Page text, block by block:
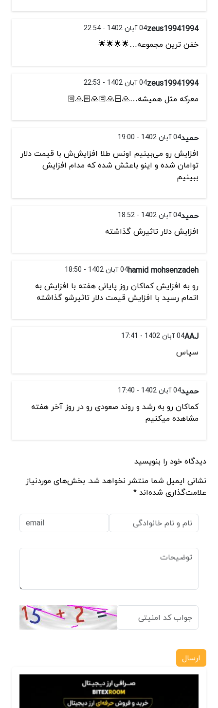
zeus1994199404 آبان 1402 - 22:54
خفن ترین مجموعه…🌟🌟🌟🌟
zeus1994199404 آبان 1402 - 22:53
معرکه مثل همیشه…🙏🏻🙏🏻🙏🏻🙏🏻
حمید04 آبان 1402 - 19:00
افزایش رو می‌بینیم اونس طلا افزایش‌ش با قیمت دلار
توامان شده و اینو باعثش شده که مدام افزایش
ببینیم
حمید04 آبان 1402 - 18:52
افزایش دلار تاثیرش گذاشته
hamid mohsenzadeh04 آبان 1402 - 18:50
رو به افزایش کماکان روز پایانی هفته با افزایش به
اتمام رسید با افزایش قیمت دلار تاثیرشو گذاشته
AAJ04 آبان 1402 - 17:41
سپاس
حمید04 آبان 1402 - 17:40
کماکان رو به رشد و روند صعودی رو در روز آخر هفته
مشاهده میکنیم
دیدگاه خود را بنویسید
نشانی ایمیل شما منتشر نخواهد شد. بخش‌های موردنیاز
علامت‌گذاری شده‌اند *
ارسال